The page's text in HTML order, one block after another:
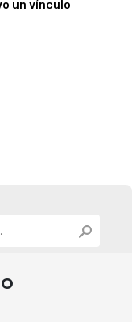
un vínculo